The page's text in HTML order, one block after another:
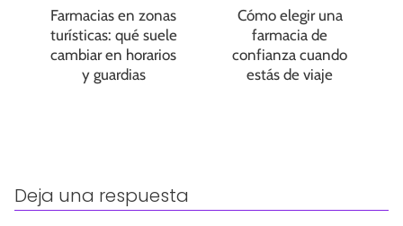
Farmacias en zonas
turísticas: qué suele
cambiar en horarios
y guardias
Cómo elegir una
farmacia de
confianza cuando
estás de viaje
Deja una respuesta